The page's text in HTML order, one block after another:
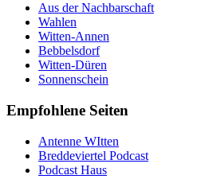
Aus der Nachbarschaft
Wahlen
Witten-Annen
Bebbelsdorf
Witten-Düren
Sonnenschein
Empfohlene Seiten
Antenne WItten
Breddeviertel Podcast
Podcast Haus